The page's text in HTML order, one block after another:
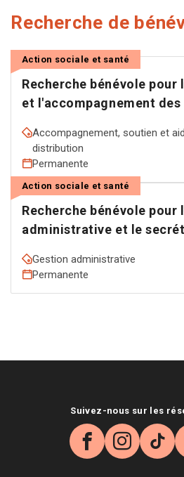
Recherche de
Recherche bénévole
et l'accompagnement
Action sociale et santé
Accompagnement, soutien et
distribution
Permanente
Recherche bénévole pour
administrative et le
Action sociale et santé
Gestion administrative
Permanente
Suivez-nous sur les
Facebook